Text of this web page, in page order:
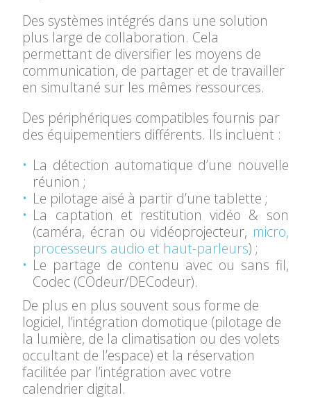
Des systèmes intégrés dans une solution
plus large de collaboration. Cela
permettant de diversifier les moyens de
communication, de partager et de travailler
en simultané sur les mêmes ressources.
Des périphériques compatibles fournis par
des équipementiers différents. Ils incluent :
La détection automatique d’une nouvelle
réunion ;
Le pilotage aisé à partir d’une tablette ;
La captation et restitutionvidéo & son
(caméra, écran ou vidéoprojecteur, micro,
processeurs audio et haut-parleurs) ;
Le partage de contenu avec ou sans fil,
Codec (COdeur/DECodeur).
De plus en plus souvent sous forme de
logiciel, l’intégration domotique (pilotage de
la lumière, de la climatisation ou des volets
occultant de l’espace) et la réservation
facilitée par l’intégration avec votre
calendrier digital.